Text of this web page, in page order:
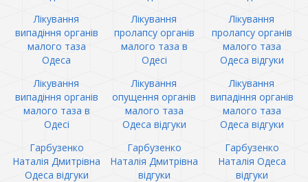
Лікування
випадіння органів
малого таза
Одеса
Лікування
пролапсу органів
малого таза в
Одесі
Лікування
пролапсу органів
малого таза
Одеса відгуки
Лікування
випадіння органів
малого таза в
Одесі
Лікування
опущення органів
малого таза
Одеса відгуки
Лікування
випадіння органів
малого таза
Одеса відгуки
Гарбузенко
Наталія Дмитрівна
Одеса відгуки
Гарбузенко
Наталія Дмитрівна
відгуки
Гарбузенко
Наталія Одеса
відгуки